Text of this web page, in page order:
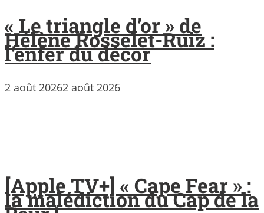
« Le triangle d’or » de
Hélène Rosselet-Ruiz :
l’enfer du décor
2 août 20262 août 2026
[Apple TV+] « Cape Fear » :
la malédiction du Cap de la